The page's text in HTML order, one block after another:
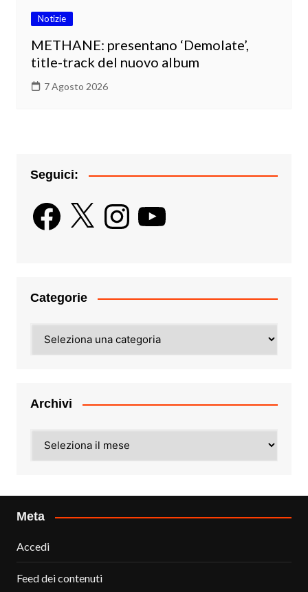
Notizie
METHANE: presentano ‘Demolate’,
title-track del nuovo album
7 Agosto 2026
Seguici:
Facebook
X InstagramYouTube
Categorie
Archivi
Meta
Accedi
Feed dei contenuti